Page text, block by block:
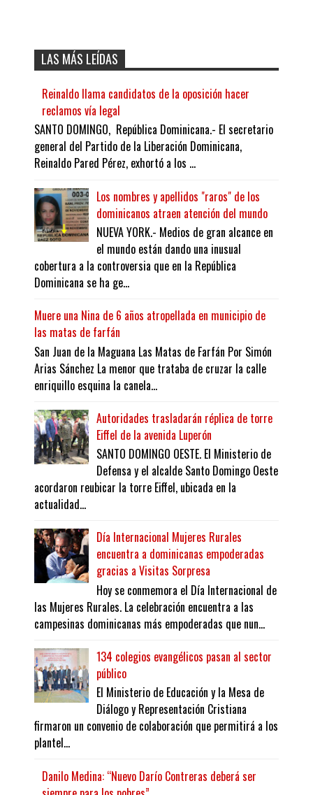
LAS MÁS LEÍDAS
Reinaldo llama candidatos de la oposición hacer
reclamos vía legal
SANTO DOMINGO, República Dominicana.- El secretario
general del Partido de la Liberación Dominicana,
Reinaldo Pared Pérez, exhortó a los ...
Los nombres y apellidos "raros" de los
dominicanos atraen atención del mundo
NUEVA YORK.- Medios de gran alcance en
el mundo están dando una inusual
cobertura a la controversia que en la República
Dominicana se ha ge...
Muere una Nina de 6 años atropellada en municipio de
las matas de farfán
San Juan de la Maguana Las Matas de Farfán Por Simón
Arias Sánchez La menor que trataba de cruzar la calle
enriquillo esquina la canela...
Autoridades trasladarán réplica de torre
Eiffel de la avenida Luperón
SANTO DOMINGO OESTE. El Ministerio de
Defensa y el alcalde Santo Domingo Oeste
acordaron reubicar la torre Eiffel, ubicada en la
actualidad...
Día Internacional Mujeres Rurales
encuentra a dominicanas empoderadas
gracias a Visitas Sorpresa
Hoy se conmemora el Día Internacional de
las Mujeres Rurales. La celebración encuentra a las
campesinas dominicanas más empoderadas que nun...
134 colegios evangélicos pasan al sector
público
El Ministerio de Educación y la Mesa de
Diálogo y Representación Cristiana
firmaron un convenio de colaboración que permitirá a los
plantel...
Danilo Medina: “Nuevo Darío Contreras deberá ser